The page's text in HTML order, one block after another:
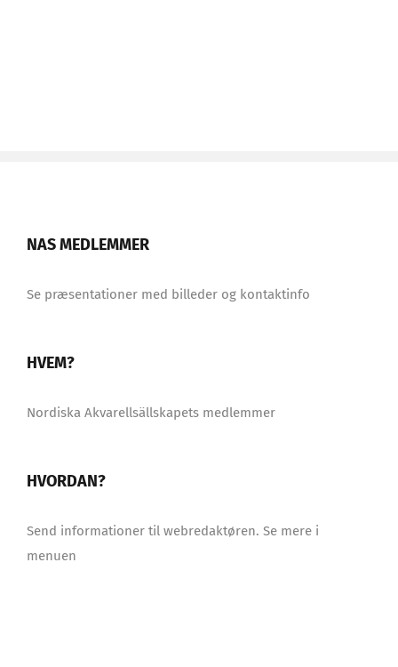
NAS MEDLEMMER
Se præsentationer med billeder og kontaktinfo
HVEM?
Nordiska Akvarellsällskapets medlemmer
HVORDAN?
Send informationer til webredaktøren. Se mere i
menuen